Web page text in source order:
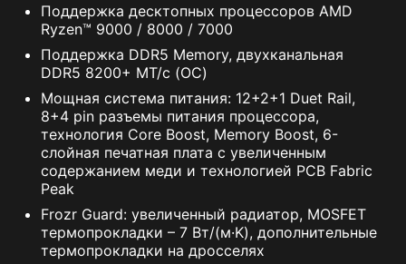
Поддержка десктопных процессоров AMD
Ryzen™ 9000 / 8000 / 7000
Поддержка DDR5 Memory, двухканальная
DDR5 8200+ MT/с (OC)
Мощная система питания: 12+2+1 Duet Rail,
8+4 pin разъемы питания процессора,
технология Core Boost, Memory Boost, 6-
слойная печатная плата с увеличенным
содержанием меди и технологией PCB Fabric
Peak
Frozr Guard: увеличенный радиатор, MOSFET
термопрокладки – 7 Вт/(м·K), дополнительные
термопрокладки на дросселях